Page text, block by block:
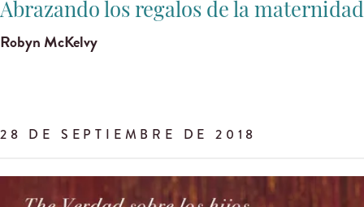
Abrazando los regalos de la maternidad
Robyn McKelvy
28 DE SEPTIEMBRE DE 2018